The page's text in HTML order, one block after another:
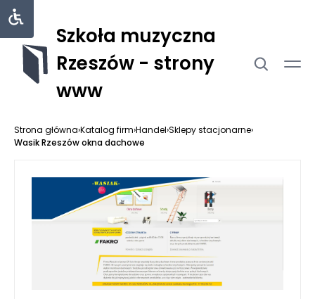
Szkoła muzyczna
Rzeszów - strony
www
Strona główna›Katalog firm›Handel›Sklepy stacjonarne›
Wasik Rzeszów okna dachowe